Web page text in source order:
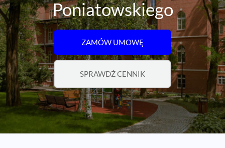
Poniatowskiego
ZAMÓW UMOWĘ
SPRAWDŹ CENNIK